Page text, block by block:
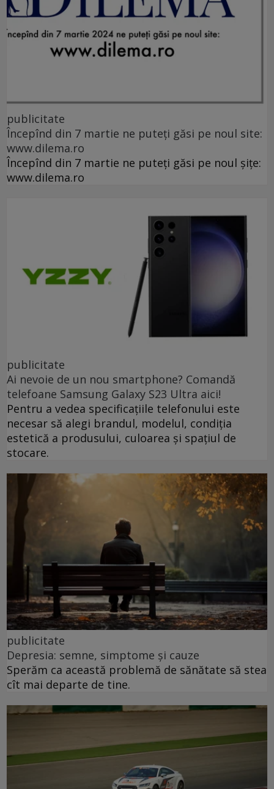
publicitate
Începînd din 7 martie ne puteți găsi pe noul site:
www.dilema.ro
Începînd din 7 martie ne puteți găsi pe noul șițe:
www.dilema.ro
publicitate
Ai nevoie de un nou smartphone? Comandă
telefoane Samsung Galaxy S23 Ultra aici!
Pentru a vedea specificațiile telefonului este
necesar să alegi brandul, modelul, condiția
estetică a produsului, culoarea și spațiul de
stocare.
publicitate
Depresia: semne, simptome și cauze
Sperăm ca această problemă de sănătate să stea
cît mai departe de tine.